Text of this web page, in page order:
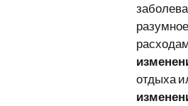
отдыха